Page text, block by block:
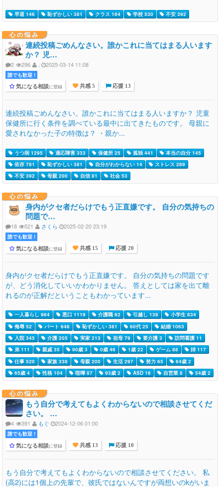
早退 146 恥ずかしい 381 クラス 164 学校 530 不安 392
心の悩み
連続投稿ごめんなさい。誰かこれに当てはまる人います
か？ 児…
2 296 . 2025-03-14 11:08
誰でも歓迎 !
気になる相談に登録 共感 5 応援 13
連続投稿ごめんなさい。誰かこれに当てはまる人いますか？ 児童
保健所に行く条件を調べている最中に出てきたものです。 母親に
愛されなかった子の特徴は？ ・親か...
うつ病 1295 適応障害 333 保健所 25 孤独 441
本当の自分 145
依存 781
恥ずかしい 381 自分がわからない 14
ストレス 289
不安 392
母親 200 自信 81 社会 53
心の悩み
身内がクセ者だらけでもう正直嫌です。 自分の気持ちの
問題で…
18 521 さくら 2025-02-20 23:19
誰でも歓迎 !
気になる相談に登録 共感 15 応援 20
身内がクセ者だらけでもう正直嫌です。 自分の気持ちの問題です
が、どう消化していいかわかりません。 答えとしては家を出て離
れるのが正解だということもわかっています...
一人暮らし 964 悪口 1119 介護職 62 引越し 138
小学生 834
侮辱 52
パート 648 恥ずかしい 381 60代 25
結婚 1063
入院 345
介護 205 実家 213 祖母 79 要介護 3
訪問看護 11
弟 111
親戚 35 90歳 3 0歳 46 1歳 22 ゲーム 88
姉 117
仕事 520
家族 338 母親 200 生活 297 努力 65
64歳 2
65歳 4
性格 104 喧嘩 87 93歳 2 ASD 16 自営業 8 54歳 2
心の悩み
もう自分で考えてもよくわからないので相談させてくだ
さい。 …
4 391 もぐ 2024-12-06 01:00
誰でも歓迎 !
気になる相談に登録 共感 13 応援 10
もう自分で考えてもよくわからないので相談させてください。 私
(高2)には1個上の先輩で、彼氏ではないんですが両想いのkがいま